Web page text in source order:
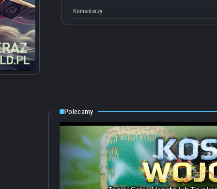
Komentarzy
Polecamy